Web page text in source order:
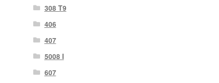
308 T9
406
407
5008 I
607